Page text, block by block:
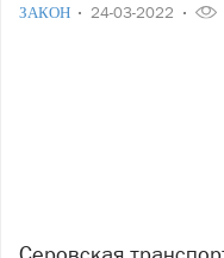
ЗАКОН 24-03-2022